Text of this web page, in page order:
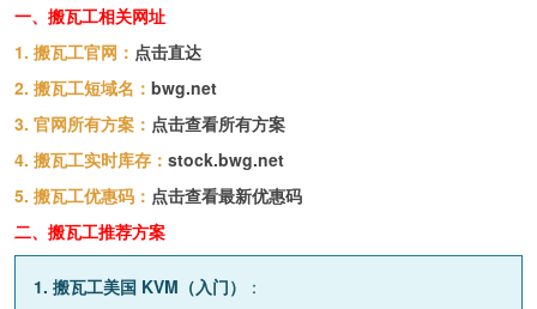
一、搬瓦工相关网址
1. 搬瓦工官网： 点击直达
2. 搬瓦工短域名： bwg.net
3. 官网所有方案： 点击查看所有方案
4. 搬瓦工实时库存： stock.bwg.net
5. 搬瓦工优惠码： 点击查看最新优惠码
二、搬瓦工推荐方案
1. 搬瓦工美国 KVM（入门） ：